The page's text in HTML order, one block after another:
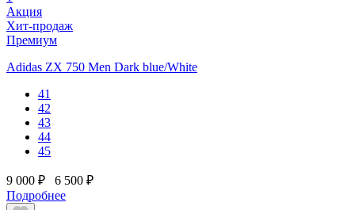
Акция
Хит-продаж
Премиум
Adidas ZX 750 Men Dark blue/White
41
42
43
44
45
9 000 ₽
6 500 ₽
Подробнее